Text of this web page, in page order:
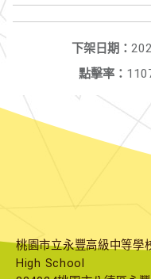
下架日期：
點擊率：
桃園市立永豐高級中等
High School